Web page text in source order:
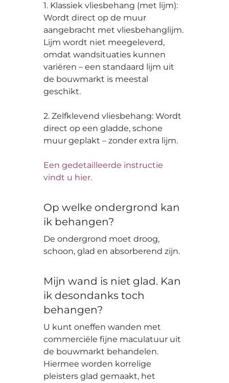
1. Klassiek vliesbehang (met lijm):
Wordt direct op de muur
aangebracht met vliesbehanglijm.
Lijm wordt niet meegeleverd,
omdat wandsituaties kunnen
variëren – een standaard lijm uit
de bouwmarkt is meestal
geschikt.
2. Zelfklevend vliesbehang: Wordt
direct op een gladde, schone
muur geplakt – zonder extra lijm.
Een gedetailleerde instructie
vindt u hier.
Op welke ondergrond kan
ik behangen?
De ondergrond moet droog,
schoon, glad en absorberend zijn.
Mijn wand is niet glad. Kan
ik desondanks toch
behangen?
U kunt oneffen wanden met
commerciële fijne maculatuur uit
de bouwmarkt behandelen.
Hiermee worden korrelige
pleisters glad gemaakt, het